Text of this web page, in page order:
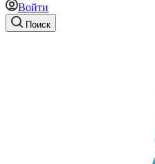
Войти
Поиск